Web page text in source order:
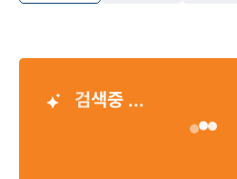
검색중 ...